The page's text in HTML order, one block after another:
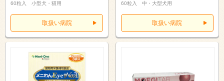
60粒入 小型犬・猫用
取扱い病院
60粒入 中・大型犬用
取扱い病院